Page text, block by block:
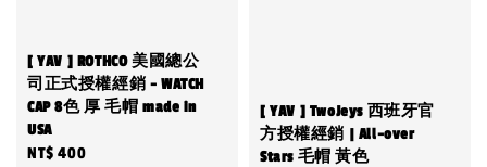
[ YAV ] ROTHCO 美國總公
司正式授權經銷 - WATCH
CAP 8色 厚 毛帽 made in
USA
Regular
NT$ 400
[ YAV ] TwoJeys 西班牙官
方授權經銷 | All-over
Stars 毛帽 黃色